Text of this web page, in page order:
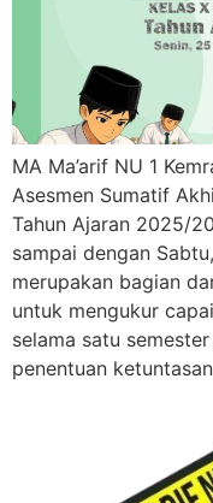
MA Ma’arif NU 1
Asesmen Sumatif
Tahun Ajaran 2025/
sampai dengan
merupakan bagian
untuk mengukur
selama satu
penentuan